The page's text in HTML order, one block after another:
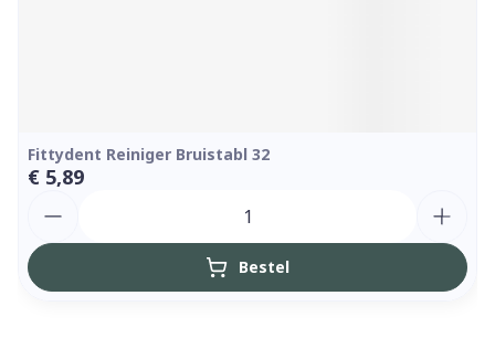
Fittydent Reiniger Bruistabl 32
€ 5,89
Bestel